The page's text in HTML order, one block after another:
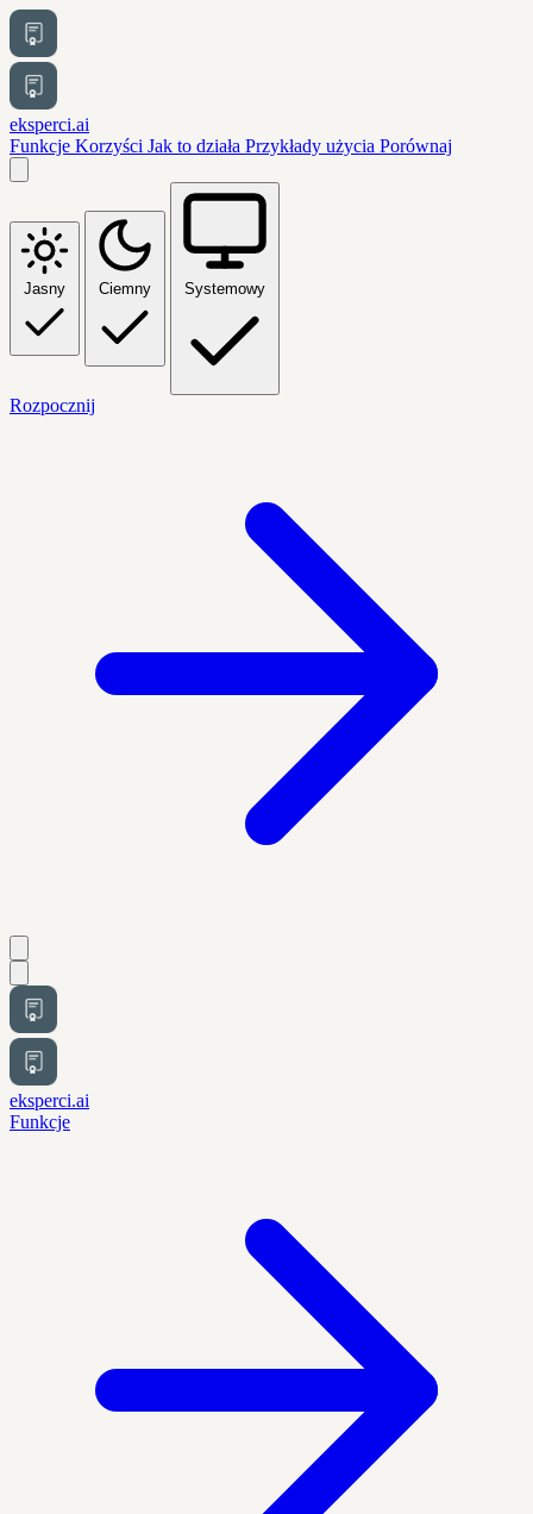
eksperci.ai
Funkcje Korzyści Jak to działa Przykłady użycia Porównaj
Jasny Ciemny Systemowy
Rozpocznij
eksperci.ai
Funkcje